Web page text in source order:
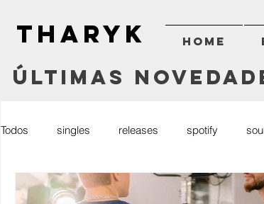
THARYK HOME
Últimas
Todos singles releases spotify
radio press news